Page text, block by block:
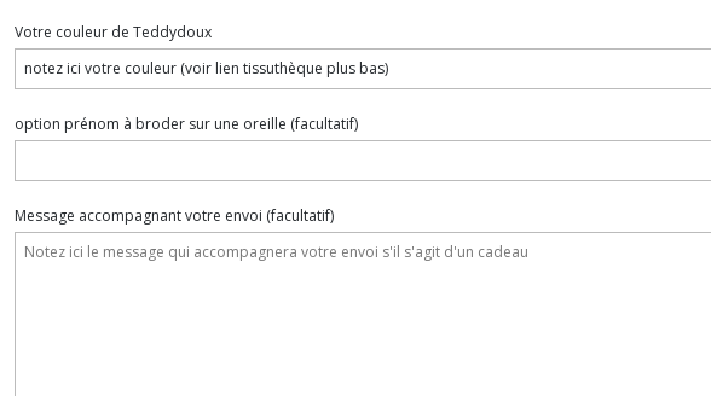
Votre couleur de Teddydoux
option prénom à broder sur une oreille (facultatif)
Message accompagnant votre envoi (facultatif)